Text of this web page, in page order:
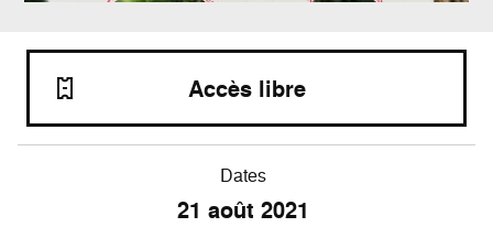
Dates
21 août 2021
Accès libre